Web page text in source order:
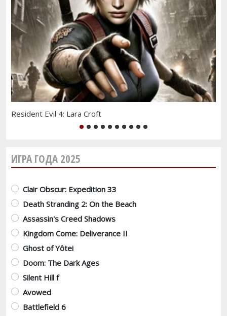
Resident Evil 4: Lara Croft
1 2 3
ИГРА ГОДА 2025
Варианты
Clair Obscur: Expedition 33
Death Stranding 2: On the Beach
Assassin's Creed Shadows
Kingdom Come: Deliverance II
Ghost of Yôtei
Doom: The Dark Ages
Silent Hill f
Avowed
Battlefield 6